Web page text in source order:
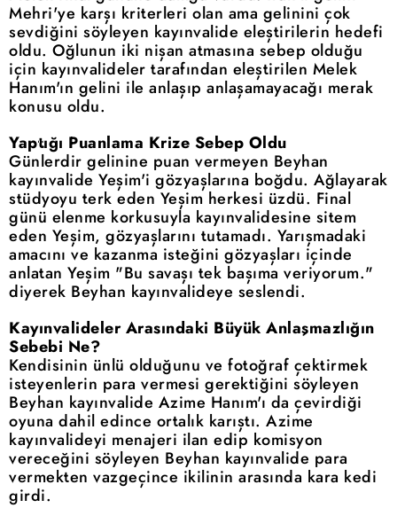
Mehri'ye karşı kriterleri olan ama gelinini çok
sevdiğini söyleyen kayınvalide eleştirilerin hedefi
oldu. Oğlunun iki nişan atmasına sebep olduğu
için kayınvalideler tarafından eleştirilen Melek
Hanım'ın gelini ile anlaşıp anlaşamayacağı merak
konusu oldu.
Yaptığı Puanlama Krize Sebep Oldu
Günlerdir gelinine puan vermeyen Beyhan
kayınvalide Yeşim'i gözyaşlarına boğdu. Ağlayarak
stüdyoyu terk eden Yeşim herkesi üzdü. Final
günü elenme korkusuyla kayınvalidesine sitem
eden Yeşim, gözyaşlarını tutamadı. Yarışmadaki
amacını ve kazanma isteğini gözyaşları içinde
anlatan Yeşim "Bu savaşı tek başıma veriyorum."
diyerek Beyhan kayınvalideye seslendi.
Kayınvalideler Arasındaki Büyük Anlaşmazlığın
Sebebi Ne?
Kendisinin ünlü olduğunu ve fotoğraf çektirmek
isteyenlerin para vermesi gerektiğini söyleyen
Beyhan kayınvalide Azime Hanım'ı da çevirdiği
oyuna dahil edince ortalık karıştı. Azime
kayınvalideyi menajeri ilan edip komisyon
vereceğini söyleyen Beyhan kayınvalide para
vermekten vazgeçince ikilinin arasında kara kedi
girdi.